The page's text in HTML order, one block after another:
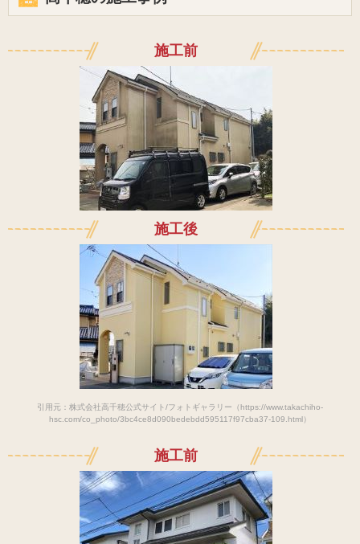
施工前
施工後
引用元：株式会社高千穂公式サイト/フォトギャラリー（https://www.takachiho-
hsc.com/co_photo/3bc4ce8d090bedebdd595117f97cba37-109.html）
施工前